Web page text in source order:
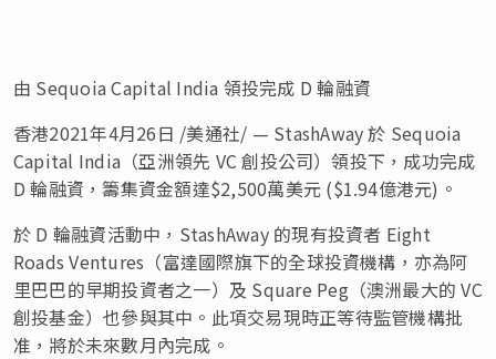
由 Sequoia Capital India 領投完成 D 輪融資
香港2021年4月26日 /美通社/ — StashAway 於 Sequoia
Capital India（亞洲領先 VC 創投公司）領投下，成功完成
D 輪融資，籌集資金額達$2,500萬美元 ($1.94億港元)。
於 D 輪融資活動中，StashAway 的現有投資者 Eight
Roads Ventures（富達國際旗下的全球投資機構，亦為阿
里巴巴的早期投資者之一）及 Square Peg（澳洲最大的 VC
創投基金）也參與其中。此項交易現時正等待監管機構批
准，將於未來數月內完成。